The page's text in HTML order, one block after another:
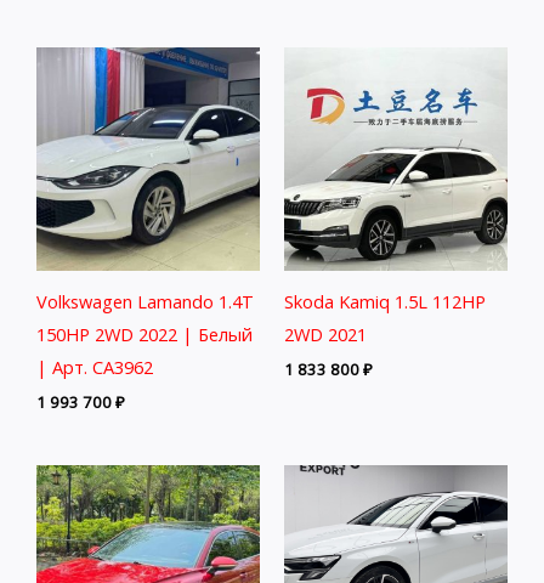
Volkswagen Lamando 1.4T
150HP 2WD 2022 | Белый
| Арт. CA3962
1 993 700₽
Skoda Kamiq 1.5L 112HP
2WD 2021
1 833 800₽